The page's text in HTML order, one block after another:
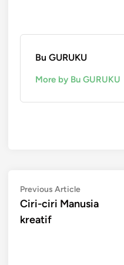
Bu GURUKU
More by Bu GURUKU
Post
navigation
Previous ArticlePrevious
article:
Ciri-ciri Manusia
kreatif